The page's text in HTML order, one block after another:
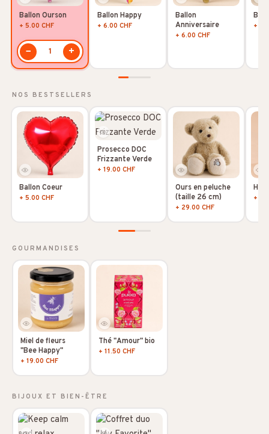
Ballon Ourson
+ 5.00 CHF
− 1 +
Ballon Happy
+ 6.00 CHF
Ballon
Anniversaire
+ 6.00 CHF
+
NOS BESTSELLERS
Ballon Coeur
+ 5.00 CHF
Prosecco DOC
Frizzante Verde
+ 19.00 CHF
Ours en peluche
(taille 26 cm)
+ 29.00 CHF
+
GOURMANDISES
Miel de fleurs
"Bee Happy"
+ 19.00 CHF
Thé "Amour" bio
+ 11.50 CHF
BIJOUX ET BIEN-ÊTRE